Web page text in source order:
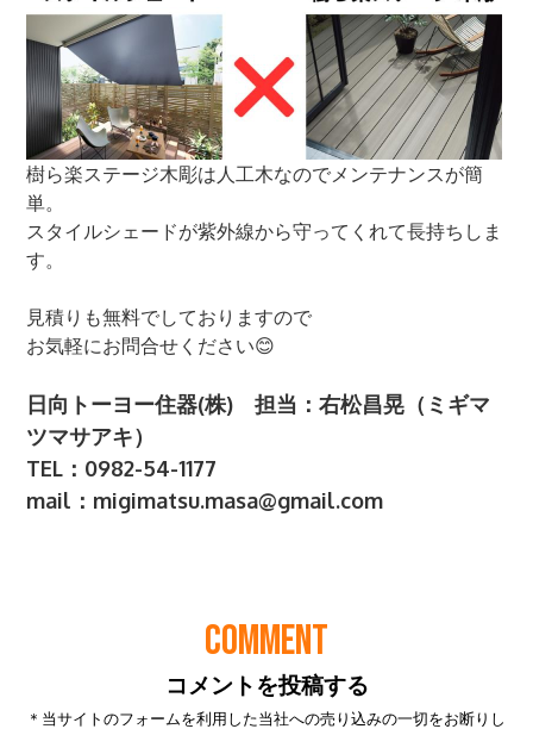
COMMENT
コメントを投稿する
＊当サイトのフォームを利用した当社への売り込みの一切をお断りし